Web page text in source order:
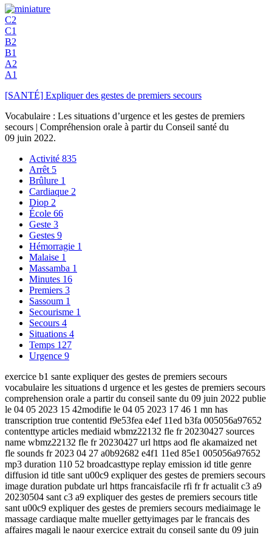
C2
C1
B2
B1
A2
A1
[SANTÉ] Expliquer des gestes de premiers secours
Vocabulaire : Les situations d’urgence et les gestes de premiers
secours | Compréhension orale à partir du Conseil santé du
09 juin 2022.
Activité 835
Arrêt 5
Brûlure 1
Cardiaque 2
Diop 2
École 66
Geste 3
Gestes 9
Hémorragie 1
Malaise 1
Massamba 1
Minutes 16
Premiers 3
Sassoum 1
Secourisme 1
Secours 4
Situations 4
Temps 127
Urgence 9
exercice b1 sante expliquer des gestes de premiers secours
vocabulaire les situations d urgence et les gestes de premiers secours
comprehension orale a partir du conseil sante du 09 juin 2022 publie
le 04 05 2023 15 42modifie le 04 05 2023 17 46 1 mn has
transcription true contentid f9e53fea e4ef 11ed b3fa 005056a97652
contenttype articles mediaid wbmz22132 fle fr 20230427 sources
name wbmz22132 fle fr 20230427 url https aod fle akamaized net
fle sounds fr 2023 04 27 a0b92682 e4f1 11ed 85e1 005056a97652
mp3 duration 110 52 broadcasttype replay emission id title genre
diffusion id title sant u00c9 expliquer des gestes de premiers secours
image duration pubdate url https francaisfacile rfi fr fr actualit c3 a9
20230504 sant c3 a9 expliquer des gestes de premiers secours title
sant u00c9 expliquer des gestes de premiers secours mediaimage le
massage cardiaque malte mueller gettyimages par le francais des
affaires magali le naour exercice extrait du conseil sante du 09 juin